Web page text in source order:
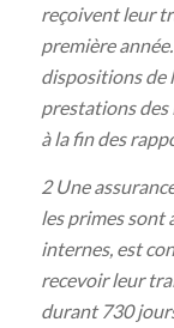
reçoivent leur
première
dispositions de
prestations des
à la fin des
2 Une
les primes sont
internes, est
recevoir leur
durant 730